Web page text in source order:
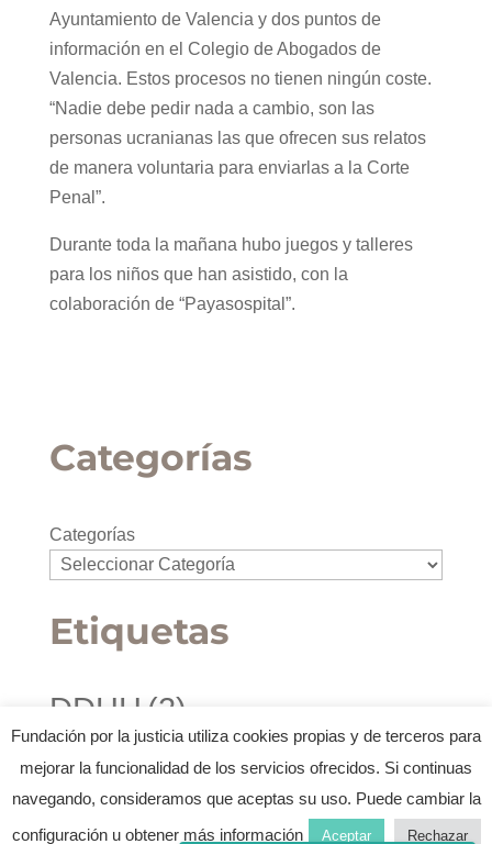
Ayuntamiento de Valencia y dos puntos de
información en el Colegio de Abogados de
Valencia. Estos procesos no tienen ningún coste.
“Nadie debe pedir nada a cambio, son las
personas ucranianas las que ofrecen sus relatos
de manera voluntaria para enviarlas a la Corte
Penal”.
Durante toda la mañana hubo juegos y talleres
para los niños que han asistido, con la
colaboración de “Payasospital”.
Categorías
Categorías
Etiquetas
DDHH (2)
(1) Disseny Drets de la infància i la joventut
Febra Estudi(2)
Humans Fest(2)
Fundación por la justicia utiliza cookies propias y de terceros para
mejorar la funcionalidad de los servicios ofrecidos. Si continuas
navegando, consideramos que aceptas su uso. Puede cambiar la
configuración u obtener más información
Aceptar Rechazar